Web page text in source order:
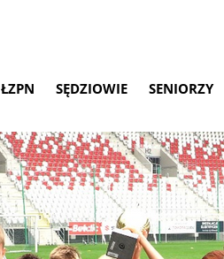
SĘDZIOWIE SENIORZY